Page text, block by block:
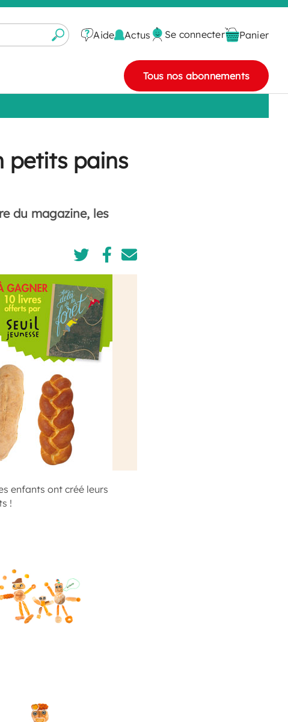
Aide Actus Se connecter Panier
Tous nos abonnements
petits pains
du magazine, les
enfants ont créé leurs
!